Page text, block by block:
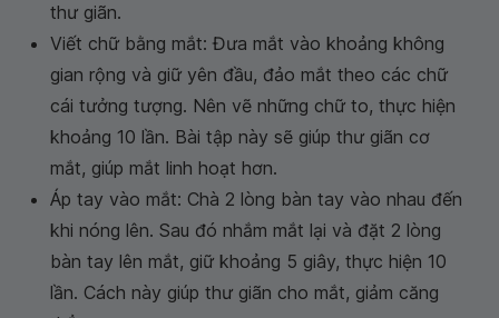
thư giãn.
Viết chữ bằng mắt: Đưa mắt vào khoảng không
gian rộng và giữ yên đầu, đảo mắt theo các chữ
cái tưởng tượng. Nên vẽ những chữ to, thực hiện
khoảng 10 lần. Bài tập này sẽ giúp thư giãn cơ
mắt, giúp mắt linh hoạt hơn.
Áp tay vào mắt: Chà 2 lòng bàn tay vào nhau đến
khi nóng lên. Sau đó nhắm mắt lại và đặt 2 lòng
bàn tay lên mắt, giữ khoảng 5 giây, thực hiện 10
lần. Cách này giúp thư giãn cho mắt, giảm căng